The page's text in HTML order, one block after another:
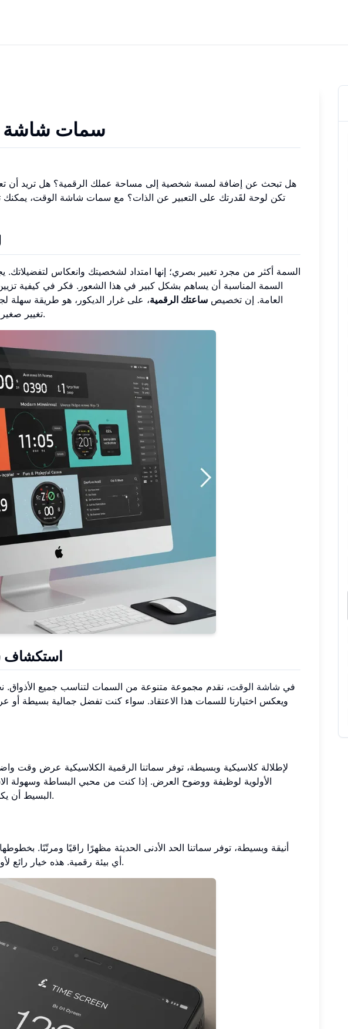
سمات شاشة
هل تبحث عن إضافة لمسة شخصية إلى مساحة عملك الرقمية؟ هل تريد أن
تكن لوحة لقَدرتك على التعبير عن الذات؟ مع سمات شاشة الوقت،
السمة أكثر من مجرد تغيير بصري؛ إنها امتداد لشخصيتك وانعكاس لتفضيلاتك.
السمة المناسبة أن يساهم بشكل كبير في هذا الشعور. فكر في كيفية تزيين
العامة. إن تخصيص ساعتك الرقمية، على غرار الديكور، هو طريقة سهلة
تغيير صغير يمكن أن يكون له تأثير كبير على مزاجك اليومي وإنتاجيتك.
استكشاف
في شاشة الوقت، نقدم مجموعة متنوعة من السمات لتناسب جميع
ويعكس اختيارنا للسمات هذا الاعتقاد. سواء كنت تفضل جمالية بسيطة أو
لإطلالة كلاسيكية وبسيطة، توفر سماتنا الرقمية الكلاسيكية عرض وقت
الأولوية لوظيفة ووضوح العرض. إذا كنت من محبي البساطة وسهولة
البسيط أن يكون الوقت مرئيًا دائمًا، دون أي عوامل تشتيت غير ضرورية.
أنيقة وبسيطة، توفر سماتنا الحد الأدنى الحديثة مظهرًا راقيًا ومرتّبًا.
أي بيئة رقمية. هذه خيار رائع لأولئك الذين يريدون تجنب العوامل المشتّتة أثناء إنجاز عملهم.